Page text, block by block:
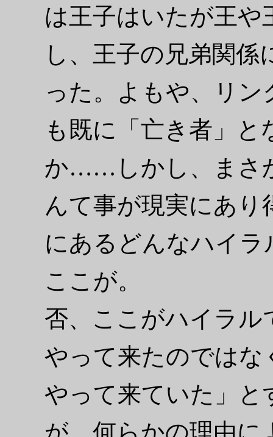
は王子はいたが王や
し、王子の兄弟関
った。よもや、リ
も既に「亡き者」
か……しかし、まさ
んて事が現実にあり
にあるどんなハイ
ここが。
否、ここがハイラル
やって来たのではな
やって来ていた」